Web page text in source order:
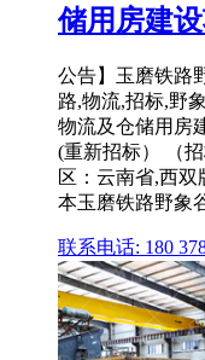
储用房建
公告】玉磨铁路
路,物流,招标,野
物流及仓储用房
(重新招标） （
区：云南省,西
本玉磨铁路野象
联系电话: 180